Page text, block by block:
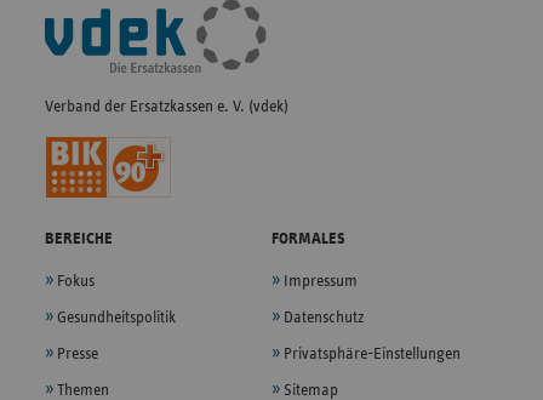
Fußleisten-
Navigation
Verband der Ersatzkassen e. V. (vdek)
BEREICHE
Fokus
Gesundheitspolitik
Presse
Themen
FORMALES
Impressum
Datenschutz
Privatsphäre-Einstellungen
Sitemap